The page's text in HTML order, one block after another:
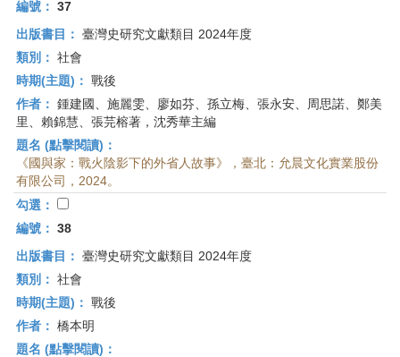
編號： 37
出版書目： 臺灣史研究文獻類目 2024年度
類別： 社會
時期(主題)： 戰後
作者： 鍾建國、施麗雯、廖如芬、孫立梅、張永安、周思諾、鄭美
里、賴錦慧、張芫榕著，沈秀華主編
題名 (點擊閱讀)：
《國與家：戰火陰影下的外省人故事》，臺北：允晨文化實業股份
有限公司，2024。
勾選：
編號： 38
出版書目： 臺灣史研究文獻類目 2024年度
類別： 社會
時期(主題)： 戰後
作者： 橋本明
題名 (點擊閱讀)：